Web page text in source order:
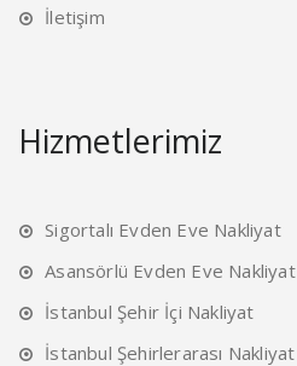
İletişim
Hizmetlerimiz
Sigortalı Evden Eve Nakliyat
Asansörlü Evden Eve Nakliyat
İstanbul Şehir İçi Nakliyat
İstanbul Şehirlerarası Nakliyat